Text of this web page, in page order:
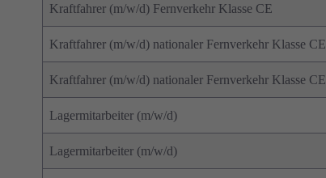
Kraftfahrer (m/w/d) Fernverkehr Klasse CE
Kraftfahrer (m/w/d) nationaler Fernverkehr Klasse CE
Kraftfahrer (m/w/d) nationaler Fernverkehr Klasse CE
Lagermitarbeiter (m/w/d)
Lagermitarbeiter (m/w/d)